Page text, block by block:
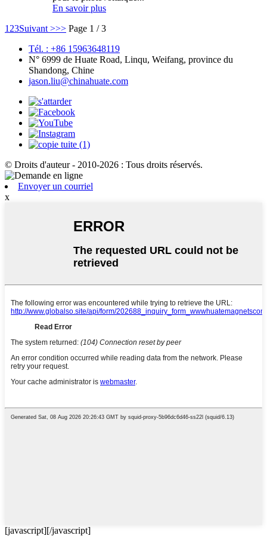
En savoir plus
1 23Suivant >>> Page 1 / 3
Tél. : +86 15963648119
N° 6999 de Huate Road, Linqu, Weifang, province du
Shandong, Chine
jason.liu@chinahuate.com
© Droits d'auteur - 2010-2026 : Tous droits réservés.
Envoyer un courriel
x
[javascript][/javascript]